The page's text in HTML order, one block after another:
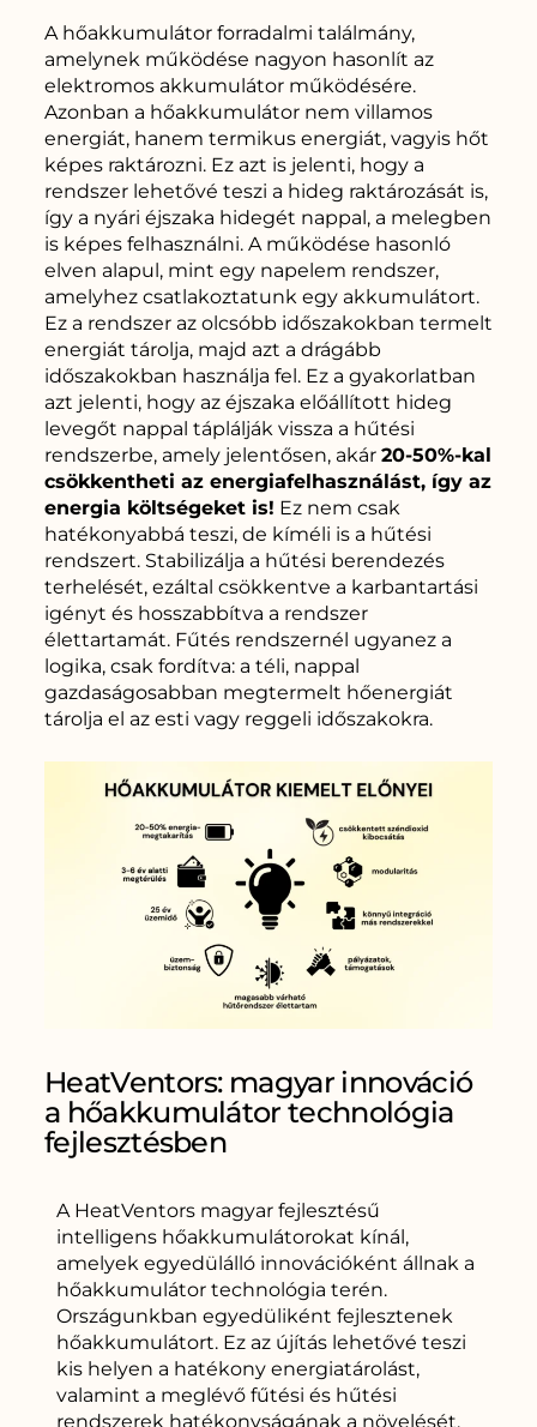
A hőakkumulátor forradalmi találmány,
amelynek működése nagyon hasonlít az
elektromos akkumulátor működésére.
Azonban a hőakkumulátor nem villamos
energiát, hanem termikus energiát, vagyis hőt
képes raktározni. Ez azt is jelenti, hogy a
rendszer lehetővé teszi a hideg raktározását is,
így a nyári éjszaka hidegét nappal, a melegben
is képes felhasználni. A működése hasonló
elven alapul, mint egy napelem rendszer,
amelyhez csatlakoztatunk egy akkumulátort.
Ez a rendszer az olcsóbb időszakokban termelt
energiát tárolja, majd azt a drágább
időszakokban használja fel. Ez a gyakorlatban
azt jelenti, hogy az éjszaka előállított hideg
levegőt nappal táplálják vissza a hűtési
rendszerbe, amely jelentősen, akár 20-50%-kal
csökkentheti az energiafelhasználást, így az
energia költségeket is! Ez nem csak
hatékonyabbá teszi, de kíméli is a hűtési
rendszert. Stabilizálja a hűtési berendezés
terhelését, ezáltal csökkentve a karbantartási
igényt és hosszabbítva a rendszer
élettartamát. Fűtés rendszernél ugyanez a
logika, csak fordítva: a téli, nappal
gazdaságosabban megtermelt hőenergiát
tárolja el az esti vagy reggeli időszakokra.
HeatVentors: magyar innováció
a hőakkumulátor technológia
fejlesztésben
A HeatVentors magyar fejlesztésű
intelligens hőakkumulátorokat kínál,
amelyek egyedülálló innovációként állnak a
hőakkumulátor technológia terén.
Országunkban egyedüliként fejlesztenek
hőakkumulátort. Ez az újítás lehetővé teszi
kis helyen a hatékony energiatárolást,
valamint a meglévő fűtési és hűtési
rendszerek hatékonyságának a növelését.